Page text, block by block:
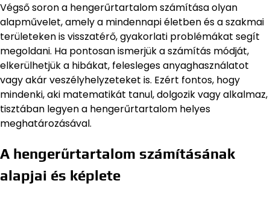
Végső soron a hengerűrtartalom számítása olyan
alapművelet, amely a mindennapi életben és a szakmai
területeken is visszatérő, gyakorlati problémákat segít
megoldani. Ha pontosan ismerjük a számítás módját,
elkerülhetjük a hibákat, felesleges anyaghasználatot
vagy akár veszélyhelyzeteket is. Ezért fontos, hogy
mindenki, aki matematikát tanul, dolgozik vagy alkalmaz,
tisztában legyen a hengerűrtartalom helyes
meghatározásával.
A hengerűrtartalom számításának
alapjai és képlete